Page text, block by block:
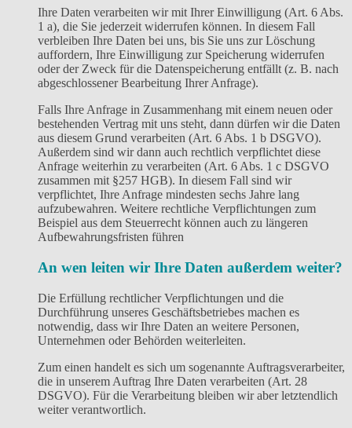
Ihre Daten verarbeiten wir mit Ihrer Einwilligung (Art. 6 Abs.
1 a), die Sie jederzeit widerrufen können. In diesem Fall
verbleiben Ihre Daten bei uns, bis Sie uns zur Löschung
auffordern, Ihre Einwilligung zur Speicherung widerrufen
oder der Zweck für die Datenspeicherung entfällt (z. B. nach
abgeschlossener Bearbeitung Ihrer Anfrage).
Falls Ihre Anfrage in Zusammenhang mit einem neuen oder
bestehenden Vertrag mit uns steht, dann dürfen wir die Daten
aus diesem Grund verarbeiten (Art. 6 Abs. 1 b DSGVO).
Außerdem sind wir dann auch rechtlich verpflichtet diese
Anfrage weiterhin zu verarbeiten (Art. 6 Abs. 1 c DSGVO
zusammen mit §257 HGB). In diesem Fall sind wir
verpflichtet, Ihre Anfrage mindesten sechs Jahre lang
aufzubewahren. Weitere rechtliche Verpflichtungen zum
Beispiel aus dem Steuerrecht können auch zu längeren
Aufbewahrungsfristen führen
An wen leiten wir Ihre Daten außerdem weiter?
Die Erfüllung rechtlicher Verpflichtungen und die
Durchführung unseres Geschäftsbetriebes machen es
notwendig, dass wir Ihre Daten an weitere Personen,
Unternehmen oder Behörden weiterleiten.
Zum einen handelt es sich um sogenannte Auftragsverarbeiter,
die in unserem Auftrag Ihre Daten verarbeiten (Art. 28
DSGVO). Für die Verarbeitung bleiben wir aber letztendlich
weiter verantwortlich.